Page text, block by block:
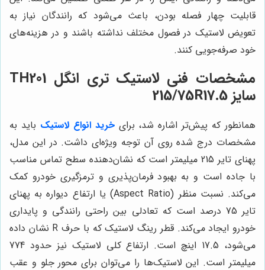
قابلیت چهار فصله بودن، باعث می‌شود که رانندگان نیاز به
تعویض لاستیک در فصول مختلف نداشته باشند و در هزینه‌های
خود صرفه‌جویی کنند.
مشخصات فنی لاستیک تری انگل TH201
سایز 215/75R17.5
همانطور که پیش‌تر اشاره شد، برایخرید انواع لاستیک باید به
مشخصات درج شده روی آن توجه ویژه‌ای داشت. در این مدل،
پهنای تایر 215 میلیمتر است که نشان‌دهنده سطح تماس مناسب
با جاده است و به بهبود فرمان‌پذیری و ترمزگیری خودرو کمک
می‌کند. نسبت منظر (Aspect Ratio) یا ارتفاع دیواره به پهنای
تایر 75 درصد است که تعادلی بین راحتی رانندگی و پایداری
خودرو ایجاد می‌کند. قطر رینگ لاستیک که با حرف R نشان داده
می‌شود، 17.5 اینچ است. ارتفاع کلی لاستیک نیز حدود 774
میلیمتر است. این لاستیک‌ها را می‌توان برای محور جلو و عقب